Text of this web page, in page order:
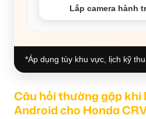
Lắp camera hành
*Áp dụng tùy khu vực, lịch kỹ
Câu hỏi thường gặp khi
Android cho Honda